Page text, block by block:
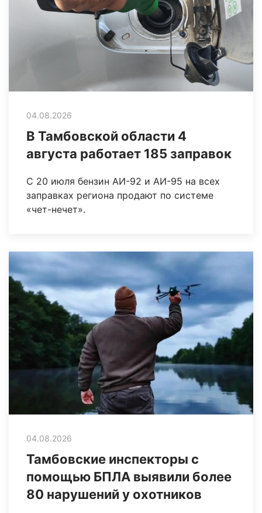
04.08.2026
В Тамбовской области 4
августа работает 185 заправок
С 20 июля бензин АИ-92 и АИ-95 на всех
заправках региона продают по системе
«чет-нечет».
04.08.2026
Тамбовские инспекторы с
помощью БПЛА выявили более
80 нарушений у охотников